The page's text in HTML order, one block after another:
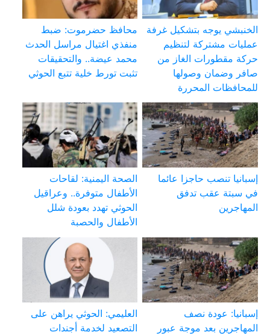
الخنبشي يوجه بتشكيل غرفة
عمليات مشتركة لتنظيم
حركة مقطورات الغاز من
صافر وضمان وصولها
للمحافظات المحررة
محافظ حضرموت: ضبط
منفذي اغتيال مراسل الحدث
محمد عيضة.. والتحقيقات
تثبت تورط خلية تتبع الحوثي
إسبانيا تنصب حاجزا عائما
في سبتة عقب تدفق
المهاجرين
الصحة اليمنية: لقاحات
الأطفال متوفرة.. وعراقيل
الحوثي تهدد بعودة شلل
الأطفال والحصبة
إسبانيا: عودة نصف
المهاجرين بعد موجة عبور
العليمي: الحوثي يراهن على
التصعيد لخدمة أجندات